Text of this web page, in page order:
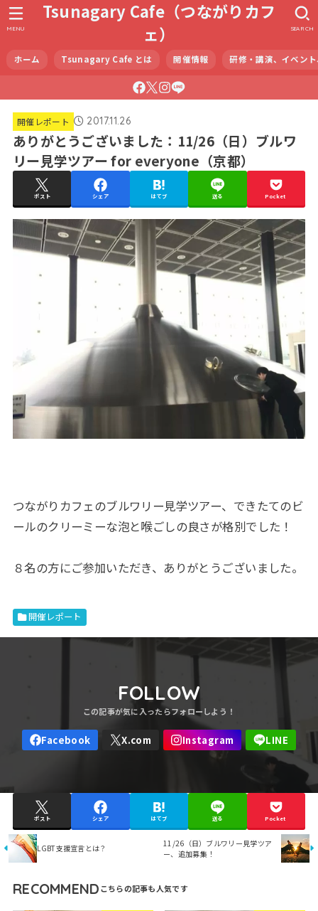
Tsunagary Cafe（つながりカフ
ェ）
ホーム Tsunagary Cafe とは 開催情報 研修・講演、イベン
SEARCH
MENU
開催レポート 2017.11.26
ありがとうございました：11/26（日）ブルワ
リー見学ツアー for everyone（京都）
ポスト シェア はてブ 送る Pocket
つながりカフェのブルワリー見学ツアー、できたてのビ
ールのクリーミーな泡と喉ごしの良さが格別でした！
８名の方にご参加いただき、ありがとうございました。
開催レポート
FOLLOW
ポスト シェア はてブ 送る Pocket
LGBT支援宣言とは？
11/26（日）ブルワリー見学ツア
ー、追加募集！
RECOMMEND